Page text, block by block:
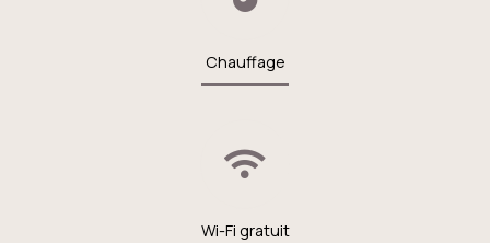
Chauffage
Wi-Fi gratuit